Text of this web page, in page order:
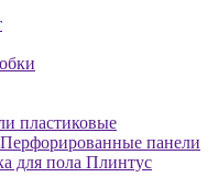
пластиковые
Перфорированные панели
Плинтус